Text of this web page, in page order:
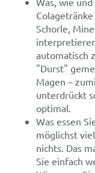
Schorle,
automatisch
"Durst"
Magen –
unterdrückt
optimal.
Was essen
möglichst
nichts. Das
Sie einfach